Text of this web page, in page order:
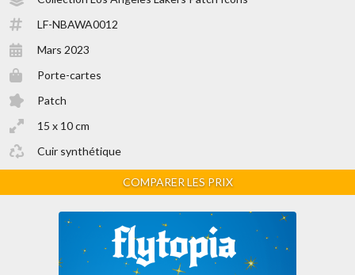
LF-NBAWA0012
Mars 2023
Porte-cartes
Patch
15 x 10 cm
Cuir synthétique
COMPARER LES PRIX